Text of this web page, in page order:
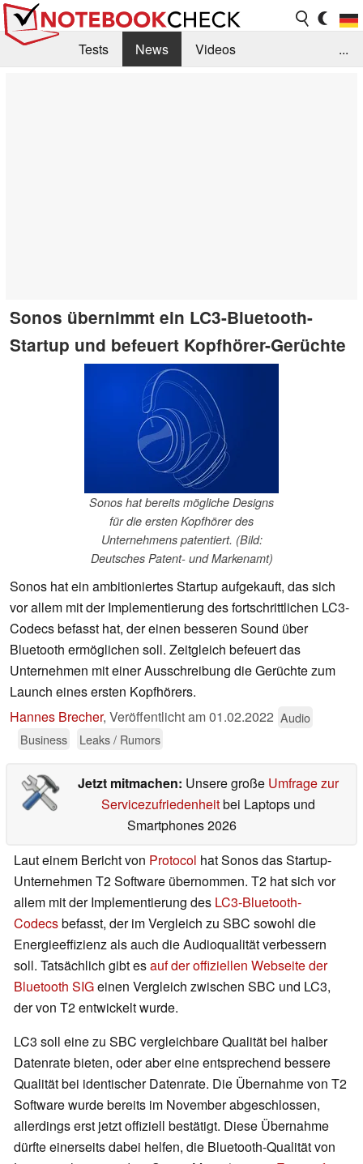
Tests News
Videos
...
Sonos übernimmt ein LC3-Bluetooth-
Startup und befeuert Kopfhörer-Gerüchte
Sonos hat bereits mögliche Designs
für die ersten Kopfhörer des
Unternehmens patentiert. (Bild:
Deutsches Patent- und Markenamt)
Sonos hat ein ambitioniertes Startup aufgekauft, das sich
vor allem mit der Implementierung des fortschrittlichen LC3-
Codecs befasst hat, der einen besseren Sound über
Bluetooth ermöglichen soll. Zeitgleich befeuert das
Unternehmen mit einer Ausschreibung die Gerüchte zum
Launch eines ersten Kopfhörers.
Hannes Brecher, Veröffentlicht am01.02.2022 Audio
Business
Leaks / Rumors
Jetzt mitmachen: Unsere große Umfrage zur
Servicezufriedenheitbei Laptops und
Smartphones 2026
Laut einem Bericht von Protocol hat Sonos das Startup-
Unternehmen T2 Software übernommen. T2 hat sich vor
allem mit der Implementierung des LC3-Bluetooth-
Codecsbefasst, der im Vergleich zu SBC sowohl die
Energieeffizienz als auch die Audioqualität verbessern
soll. Tatsächlich gibt esauf der offiziellen Webseite der
Bluetooth SIGeinen Vergleich zwischen SBC und LC3,
der von T2 entwickelt wurde.
LC3 soll eine zu SBC vergleichbare Qualität bei halber
Datenrate bieten, oder aber eine entsprechend bessere
Qualität bei identischer Datenrate. Die Übernahme von T2
Software wurde bereits im November abgeschlossen,
allerdings erst jetzt offiziell bestätigt. Diese Übernahme
dürfte einerseits dabei helfen, die Bluetooth-Qualität von